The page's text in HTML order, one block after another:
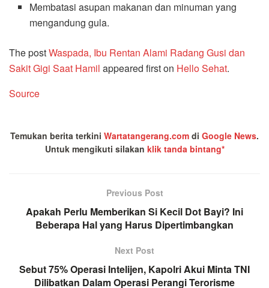
Membatasi asupan makanan dan minuman yang
mengandung gula.
The postWaspada, Ibu Rentan Alami Radang Gusi dan
Sakit Gigi Saat Hamil appeared first on Hello Sehat.
Source
Temukan berita terkini Wartatangerang.com di Google News.
Untuk mengikuti silakan klik tanda bintang*
Previous Post
Apakah Perlu Memberikan Si Kecil Dot Bayi? Ini
Beberapa Hal yang Harus Dipertimbangkan
Next Post
Sebut 75% Operasi Intelijen, Kapolri Akui Minta TNI
Dilibatkan Dalam Operasi Perangi Terorisme